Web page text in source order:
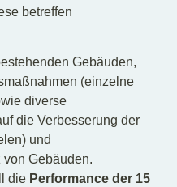
betreffen
Gebäuden,
(einzelne
diverse
die Verbesserung der
und
Gebäuden.
die Performance der 15